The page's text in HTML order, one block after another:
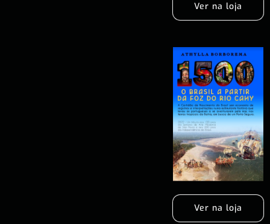
Ver na loja
Ver na loja